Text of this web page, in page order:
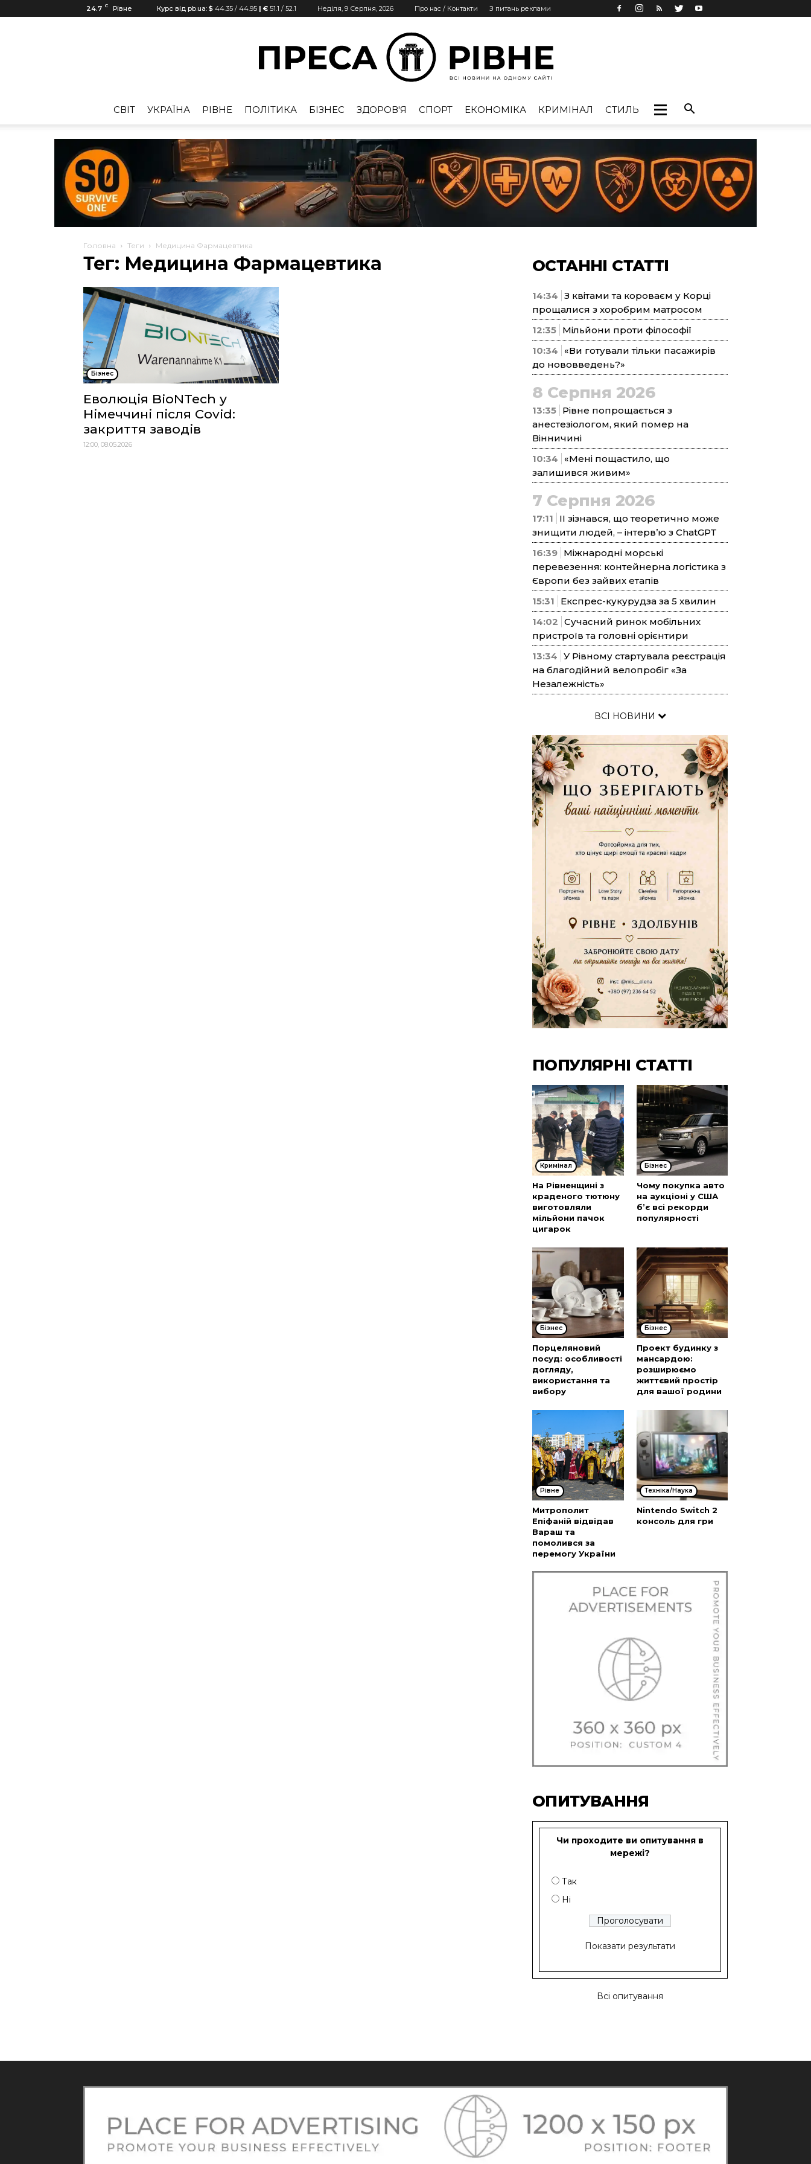
24.7 C Рівне Курс від pb.ua: $ 44.35 / 44.95 | € 51.1 / 52.1 Неділя, 9 Серпня, 2026 Про нас / Контакти З питань реклами
Рівне
CВІТ УКРАЇНА РІВНЕ ПОЛІТИКА БІЗНЕС ЗДОРОВ'Я СПОРТ ЕКОНОМІКА КРИМІНАЛ СТИЛЬ
Головна Теги Медицина Фармацевтика
Тег: Медицина Фармацевтика
Бізнес
Еволюція BioNTech у
Німеччині після Covid:
закриття заводів
12:00, 08.05.2026
ОСТАННІ СТАТТІ
14:34 З квітами та короваєм у Корці
прощалися з хоробрим матросом
12:35 Мільйони проти філософії
10:34
«Ви готували тільки пасажирів
до нововведень?»
8 Серпня 2026
13:35 Рівне попрощається з
анестезіологом, який помер на
Вінничині
10:34
«Мені пощастило, що
залишився живим»
7 Серпня 2026
17:11
ІІ зізнався, що теоретично може
знищити людей, – інтерв’ю з ChatGPT
16:39 Міжнародні морські
перевезення: контейнерна логістика з
Європи без зайвих етапів
15:31
Експрес-кукурудза за 5 хвилин
14:02 Сучасний ринок мобільних
пристроїв та головні орієнтири
13:34 У Рівному стартувала реєстрація
на благодійний велопробіг «За
Незалежність»
ВСІ НОВИНИ
ПОПУЛЯРНІ СТАТТІ
Кримінал
На Рівненщині з
краденого тютюну
виготовляли
мільйони пачок
цигарок
Бізнес
Чому покупка авто
на аукціоні у США
б’є всі рекорди
популярності
Бізнес
Порцеляновий
посуд: особливості
догляду,
використання та
вибору
Бізнес
Проект будинку з
мансардою:
розширюємо
життєвий простір
для вашої родини
Рівне
Митрополит
Епіфаній відвідав
Вараш та
помолився за
перемогу України
Техніка/Наука
Nintendo Switch 2
консоль для гри
ОПИТУВАННЯ
Чи проходите ви опитування в
мережі?
Так
Ні
Показати результати
Всі опитування